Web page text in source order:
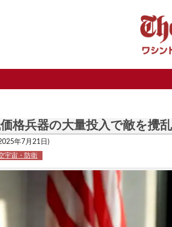
格兵器の大量投入で敵を攪
年7月21日)
宇宙・防衛